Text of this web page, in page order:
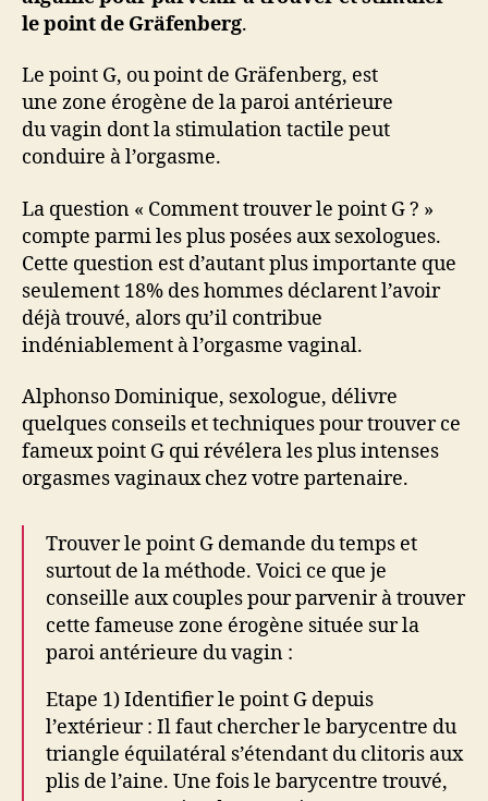
le
cherchent
toujours
…
le point de Gräfenberg.
Le point G, ou point de Gräfenberg, est
une zone érogène de la paroi antérieure
du vagin dont la stimulation tactile peut
conduire à l’orgasme.
La question « Comment trouver le point G ? »
compte parmi les plus posées aux sexologues.
Cette question est d’autant plus importante que
seulement 18% des hommes déclarent l’avoir
déjà trouvé, alors qu’il contribue
indéniablement à l’orgasme vaginal.
Alphonso Dominique, sexologue, délivre
quelques conseils et techniques pour trouver ce
fameux point G qui révélera les plus intenses
orgasmes vaginaux chez votre partenaire.
Trouver le point G demande du temps et
surtout de la méthode. Voici ce que je
conseille aux couples pour parvenir à trouver
cette fameuse zone érogène située sur la
paroi antérieure du vagin :
Etape 1) Identifier le point G depuis
l’extérieur : Il faut chercher le barycentre du
triangle équilatéral s’étendant du clitoris aux
plis de l’aine. Une fois le barycentre trouvé,